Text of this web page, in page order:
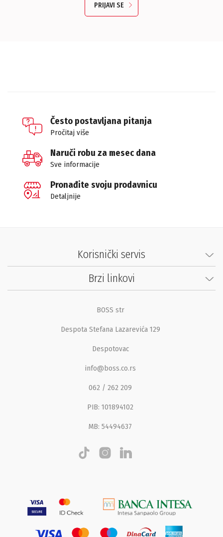
PRIJAVI SE
Često postavljana pitanja
Pročitaj više
Naruči robu za mesec dana
Sve informacije
Pronađite svoju prodavnicu
Detaljnije
Korisnički servis
Brzi linkovi
BOSS str
Despota Stefana Lazarevića 129
Despotovac
info@boss.co.rs
062 / 262 209
PIB: 101894102
MB: 54494637